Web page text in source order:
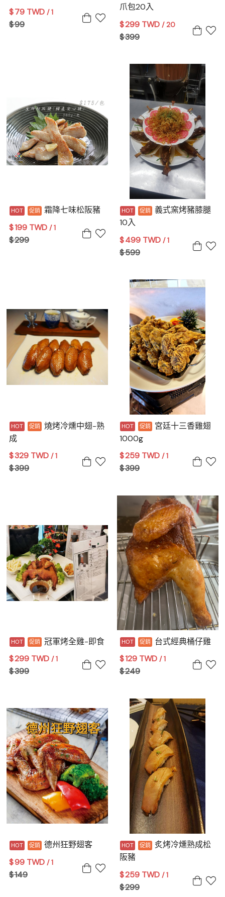
$99
$79 TWD/ 1
爪包20入
$399
$299 TWD / 20
霜降七味松阪豬
$299
$199 TWD/ 1
義式窯烤豬膝腿
10入
$599
$499 TWD / 1
燒烤冷燻中翅-熟
成
$399
$329 TWD/ 1
宮廷十三香雞翅
1000g
$399
$259 TWD / 1
冠軍烤全雞-即食
$399
$299 TWD/ 1
台式經典桶仔雞
$249
$129 TWD / 1
德州狂野翅客
$149
$99 TWD/ 1
炙烤冷燻熟成松
阪豬
$299
$259 TWD / 1